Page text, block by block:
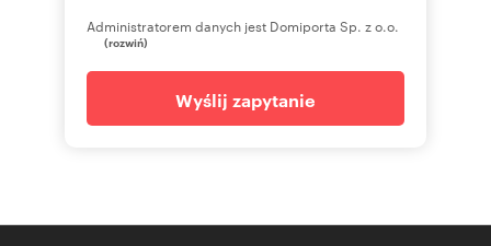
Administratorem danych jest Domiporta Sp. z o.o.
(rozwiń)
Wyślij zapytanie